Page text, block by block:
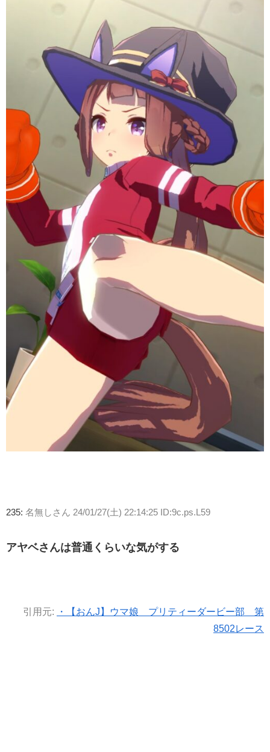
235: 名無しさん 24/01/27(土) 22:14:25 ID:9c.ps.L59
アヤベさんは普通くらいな気がする
引用元:
・【おんJ】ウマ娘 プリティーダービー部 第
8502レース